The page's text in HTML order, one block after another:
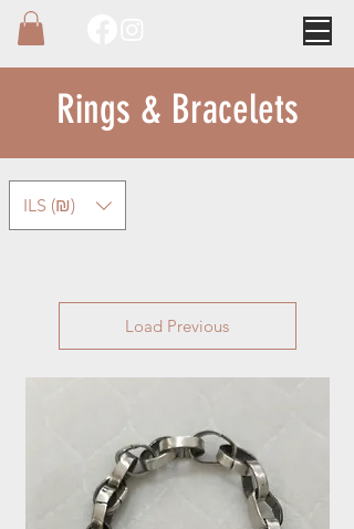
Rings & Bracelets
ILS (₪)
Load Previous